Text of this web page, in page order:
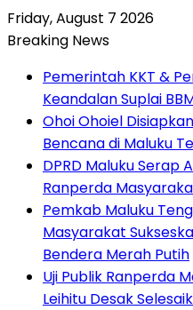
Friday, August 7 2026
Breaking News
Pemerintah KKT &
Keandalan Suplai
Ohoi Ohoiel
Bencana di Maluku
DPRD Maluku Serap
Ranperda
Pemkab Maluku
Masyarakat
Bendera Merah Putih
Uji Publik Ranperda
Leihitu Desak